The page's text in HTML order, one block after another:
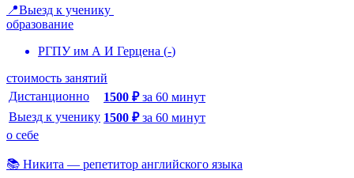
📍Выезд к ученику
образование
РГПУ им А И Герцена (-)
стоимость занятий
Дистанционно
1500 ₽ за 60 минут
Выезд к ученику 1500 ₽ за 60 минут
о себе
📚 Никита — репетитор английского языка